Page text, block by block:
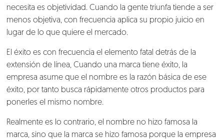
necesita es objetividad. Cuando la gente triunfa tiende a ser
menos objetiva, con frecuencia aplica su propio juicio en
lugar de lo que quiere el mercado.
El éxito es con frecuencia el elemento fatal detrás de la
extensión de línea, Cuando una marca tiene éxito, la
empresa asume que el nombre es la razón básica de ese
éxito, por tanto busca rápidamente otros productos para
ponerles el mismo nombre.
Realmente es lo contrario, el nombre no hizo famosa la
marca, sino que la marca se hizo famosa porque la empresa